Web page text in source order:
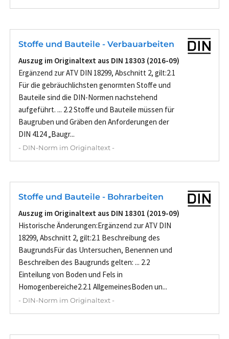
Stoffe und Bauteile - Verbauarbeiten
Auszug im Originaltext aus DIN 18303 (2016-09)
Ergänzend zur ATV DIN 18299, Abschnitt 2, gilt:2.1
Für die gebräuchlichsten genormten Stoffe und
Bauteile sind die DIN-Normen nachstehend
aufgeführt. ... 2.2 Stoffe und Bauteile müssen für
Baugruben und Gräben den Anforderungen der
DIN 4124 „Baugr...
- DIN-Norm im Originaltext -
Stoffe und Bauteile - Bohrarbeiten
Auszug im Originaltext aus DIN 18301 (2019-09)
Historische Änderungen:Ergänzend zur ATV DIN
18299, Abschnitt 2, gilt:2.1 Beschreibung des
BaugrundsFür das Untersuchen, Benennen und
Beschreiben des Baugrunds gelten: ... 2.2
Einteilung von Boden und Fels in
Homogenbereiche2.2.1 AllgemeinesBoden un...
- DIN-Norm im Originaltext -